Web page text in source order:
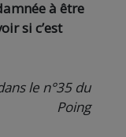
à être
si c’est
le n°35 du
Poing